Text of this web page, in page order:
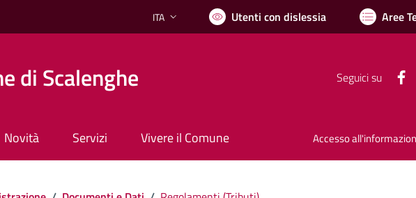
Lingua attiva:
ITA Utenti con dislessia Aree
di Scalenghe Seguici su
Novità Servizi Vivere il Comune Accesso